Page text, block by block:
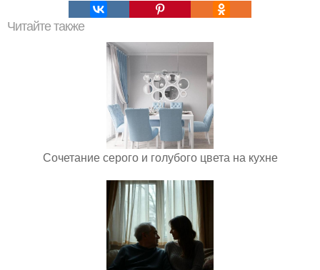
Читайте также
Сочетание серого и голубого цвета на кухне